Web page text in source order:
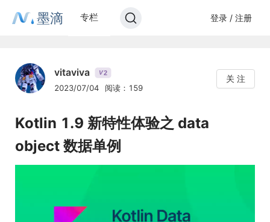
墨滴 专栏 登录 / 注册
vitaviva V2
2023/07/04 阅读：159
关 注
Kotlin 1.9 新特性体验之 data
object 数据单例